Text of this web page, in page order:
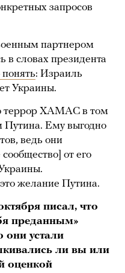
запросов
партнером
словах президента
понять: Израиль
Украины.
террор ХАМАС в том
Путина. Ему выгодно
ведь они
от его
желание Путина.
писал, что
преданным»
они устали
ли вы или
оценкой